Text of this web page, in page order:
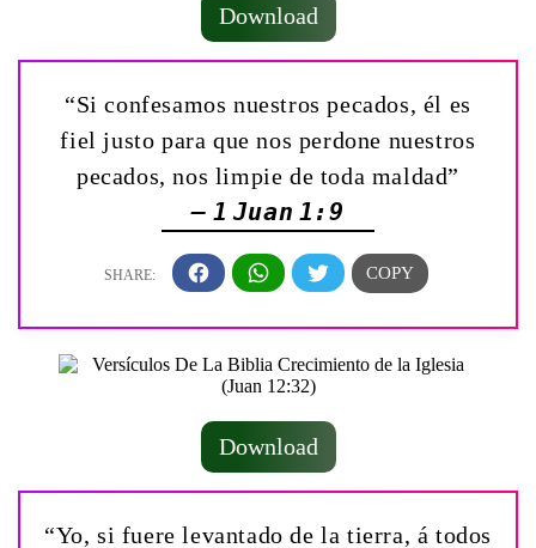
Download
“Si confesamos nuestros pecados, él es
fiel justo para que nos perdone nuestros
pecados, nos limpie de toda maldad”
— 1 Juan 1:9
Download
“Yo, si fuere levantado de la tierra, á todos